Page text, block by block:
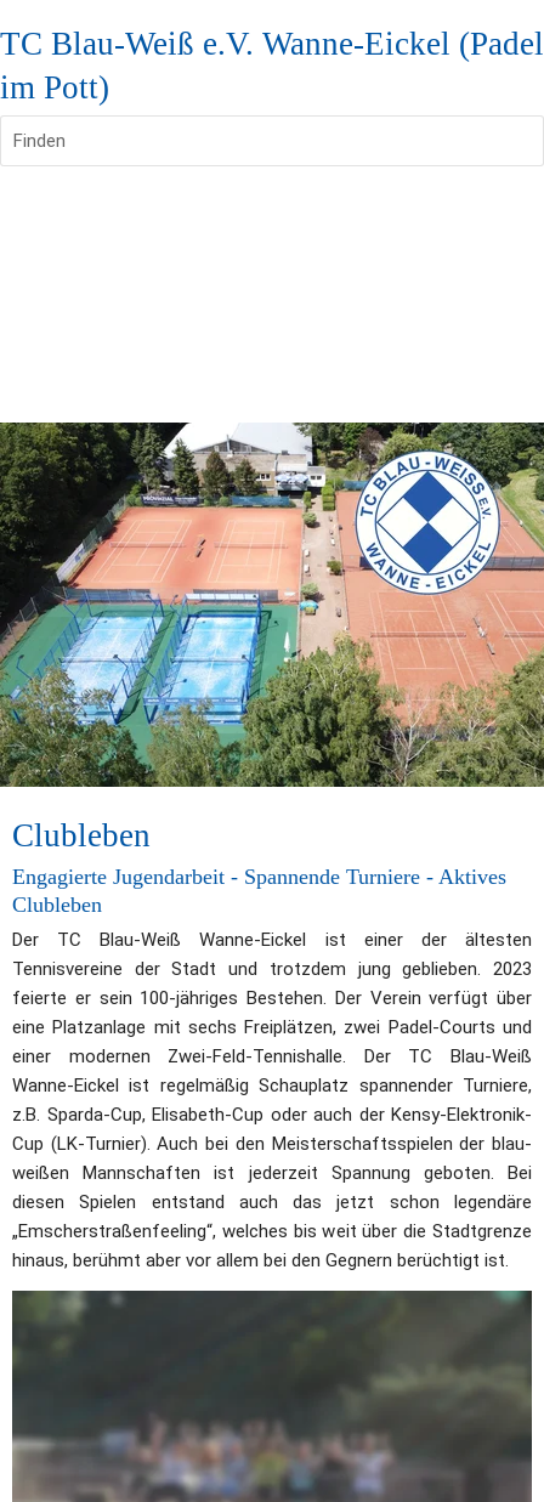
TC Blau-Weiß e.V. Wanne-Eickel (Padel
im Pott)
Finden
Clubleben
Engagierte Jugendarbeit - Spannende Turniere - Aktives
Clubleben
Der TC Blau-Weiß Wanne-Eickel ist einer der ältesten
Tennisvereine der Stadt und trotzdem jung geblieben. 2023
feierte er sein 100-jähriges Bestehen. Der Verein verfügt über
eine Platzanlage mit sechs Freiplätzen, zwei Padel-Courts und
einer modernen Zwei-Feld-Tennishalle. Der TC Blau-Weiß
Wanne-Eickel ist regelmäßig Schauplatz spannender Turniere,
z.B. Sparda-Cup, Elisabeth-Cup oder auch der Kensy-Elektronik-
Cup (LK-Turnier). Auch bei den Meisterschaftsspielen der blau-
weißen Mannschaften ist jederzeit Spannung geboten. Bei
diesen Spielen entstand auch das jetzt schon legendäre
„Emscherstraßenfeeling“, welches bis weit über die Stadtgrenze
hinaus, berühmt aber vor allem bei den Gegnern berüchtigt ist.
bewirtschaftet und lädt mit ihrem gepflegten Speisen- und
traditionell die Partys zum Saisonauftakt und Saisonausklang,
wo bei Livemusik kräftig getanzt wird. Bei schönem Wetter
treffen sich die Mitglieder gern auf der gemütlichen